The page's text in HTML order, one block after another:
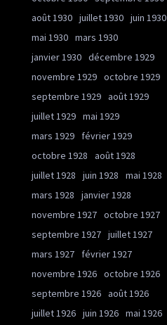
août 1930 juillet 1930 juin 1930
mai 1930 mars 1930
janvier 1930 décembre 1929
novembre 1929 octobre 1929
septembre 1929 août 1929
juillet 1929 mai 1929
mars 1929
février 1929
octobre 1928
août 1928
juillet 1928
juin 1928
mai 1928
mars 1928
janvier 1928
novembre 1927 octobre 1927
septembre 1927 juillet 1927
mars 1927
février 1927
novembre 1926 octobre 1926
septembre 1926 août 1926
juillet 1926 juin 1926 mai 1926